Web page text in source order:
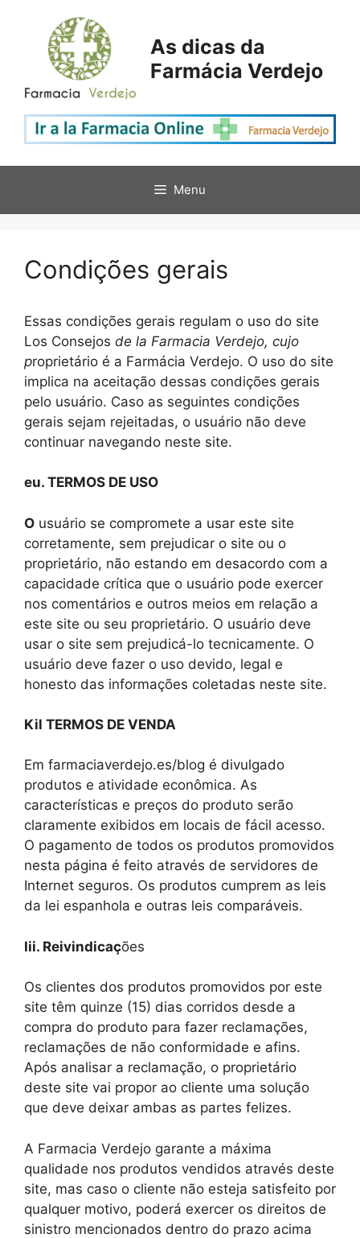
conteúdo
As dicas da
Farmácia Verdejo
Menu
Condições gerais
Essas condições gerais regulam o uso do site
Los Consejos de la Farmacia Verdejo, cujo
proprietário é a Farmácia Verdejo. O uso do site
implica na aceitação dessas condições gerais
pelo usuário. Caso as seguintes condições
gerais sejam rejeitadas, o usuário não deve
continuar navegando neste site.
eu. TERMOS DE USO
O usuário se compromete a usar este site
corretamente, sem prejudicar o site ou o
proprietário, não estando em desacordo com a
capacidade crítica que o usuário pode exercer
nos comentários e outros meios em relação a
este site ou seu proprietário. O usuário deve
usar o site sem prejudicá-lo tecnicamente. O
usuário deve fazer o uso devido, legal e
honesto das informações coletadas neste site.
Kil TERMOS DE VENDA
Em farmaciaverdejo.es/blog é divulgado
produtos e atividade econômica. As
características e preços do produto serão
claramente exibidos em locais de fácil acesso.
O pagamento de todos os produtos promovidos
nesta página é feito através de servidores de
Internet seguros. Os produtos cumprem as leis
da lei espanhola e outras leis comparáveis.
Iii. Reivindicações
Os clientes dos produtos promovidos por este
site têm quinze (15) dias corridos desde a
compra do produto para fazer reclamações,
reclamações de não conformidade e afins.
Após analisar a reclamação, o proprietário
deste site vai propor ao cliente uma solução
que deve deixar ambas as partes felizes.
A Farmacia Verdejo garante a máxima
qualidade nos produtos vendidos através deste
site, mas caso o cliente não esteja satisfeito por
qualquer motivo, poderá exercer os direitos de
sinistro mencionados dentro do prazo acima